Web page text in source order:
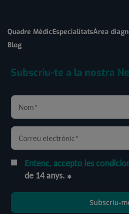
Quadre MèdicEspecialitatsÀrea
Blog
Subscriu-te a la nostra
Entenc, accepto les
de 14 anys.
Subscriu-